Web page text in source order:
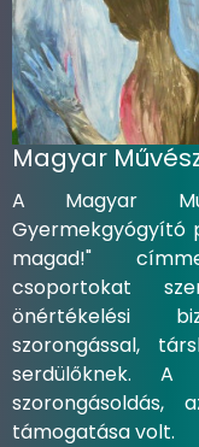
Magyar
A Magyar
Gyermekgyógyító
magad!"
csoportokat
önértékelési
szorongással,
serdülőknek.
támogatása volt.